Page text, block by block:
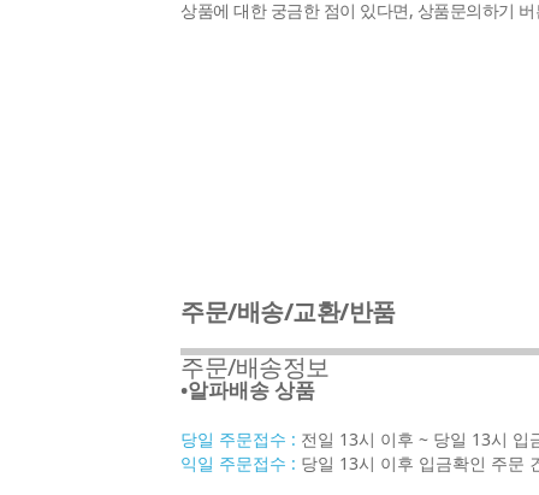
상품에 대한 궁금한 점이 있다면, 상품문의하기
주문/배송/교환/반품
주문/배송정보
•알파배송 상품
당일 주문접수 : 전일 13시 이후 ~ 당일 13시 입
익일 주문접수 : 당일 13시 이후 입금확인 주문